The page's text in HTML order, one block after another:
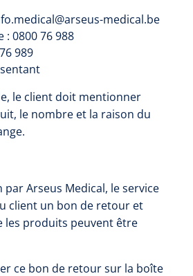
chaleur
manger
thoracique
et vasculaires
secours
secours
la marche
bras
passif
la force
mains
in/out
aiguille
medical.be
: 0800 76 988
989
le client doit mentionner
le nombre et la raison du
Arseus Medical, le service
client un bon de retour et
les produits peuvent être
ce bon de retour sur la boîte